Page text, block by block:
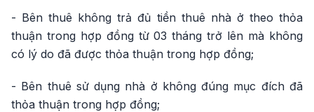
- Bên thuê không trả đủ tiền thuê nhà ở theo thỏa
thuận trong hợp đồng từ 03 tháng trở lên mà không
có lý do đã được thỏa thuận trong hợp đồng;
- Bên thuê sử dụng nhà ở không đúng mục đích đã
thỏa thuận trong hợp đồng;